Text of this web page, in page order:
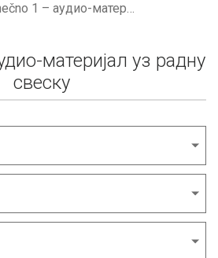
Konečno 1 – аудио-материјал уз радну свеску
материјал уз радну
свеску